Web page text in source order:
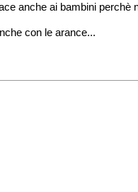
anche ai bambini perchè
con le arance...